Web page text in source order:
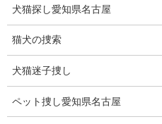
近づいても逃げません。
声をかけても全く動じません。
かなり人に馴れています。
す。
犬猫探し愛知県名古屋
猫犬の捜索
犬猫迷子捜し
ペット捜し愛知県名古屋